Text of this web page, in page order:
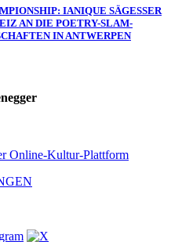
IANIQUE SÄGESSER
AN DIE POETRY-SLAM-
IN ANTWERPEN
Online-Kultur-Plattform